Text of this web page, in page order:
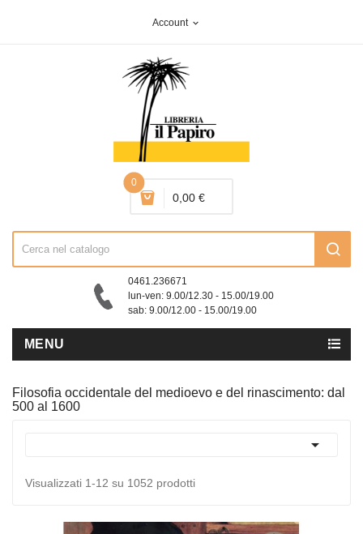
Account expand_more
0
0,00 €
0461.236671
lun-ven: 9.00/12.30 - 15.00/19.00
sab: 9.00/12.00 - 15.00/19.00
MENU
Filosofia occidentale del medioevo e del rinascimento: dal
500 al 1600

Visualizzati 1-12 su 1052 prodotti